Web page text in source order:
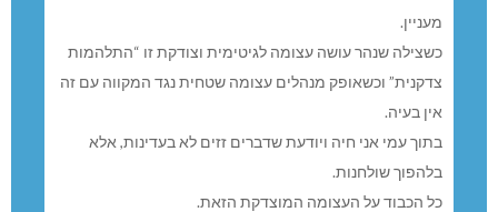
מעניין.
כשצילה שנהר עושה עצומה לגיטימית וצודקת זו “התלהמות
צדקנית” וכשאופק מנהלים עצומה שטחית נגד המקווה עם זה
אין בעיה.
בתוך עמי אני חיה ויודעת שדברים זזים לא בעדינות, אלא
בלהפוך שולחנות.
כל הכבוד על העצומה המוצדקת הזאת.